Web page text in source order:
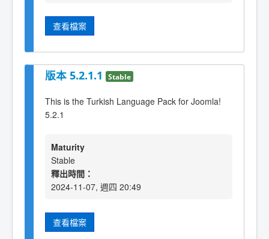
查看檔案
版本 5.2.1.1 Stable
This is the Turkish Language Pack for Joomla!
5.2.1
Maturity
Stable
釋出時間：
2024-11-07, 週四 20:49
查看檔案